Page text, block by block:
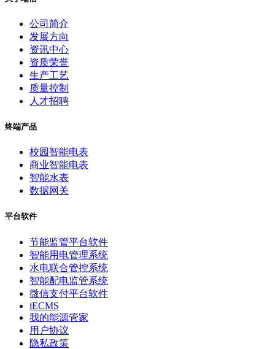
公司简介
发展方向
资讯中心
资质荣誉
生产工艺
质量控制
人才招聘
终端产品
校园智能电表
商业智能电表
智能水表
数据网关
平台软件
节能监管平台软件
智能用电管理系统
水电联合管控系统
智能配电监管系统
微信支付平台软件
iECMS
我的能源管家
用户协议
隐私政策